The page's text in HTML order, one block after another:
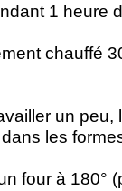
1 heure
chauffé
un peu,
les
four à 180°